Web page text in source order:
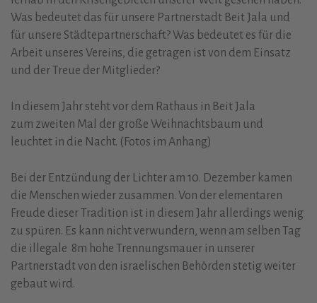
Was bedeutet das für unsere Partnerstadt Beit Jala und
für unsere Städtepartnerschaft? Was bedeutet es für die
Arbeit unseres Vereins, die getragen ist von dem Einsatz
und der Treue der Mitglieder?
In diesem Jahr steht vor dem Rathaus in Beit Jala
zum zweiten Mal der große Weihnachtsbaum und
leuchtet in die Nacht. (Fotos im Anhang)
Bei der Entzündung der Lichter am 10. Dezember kamen
die Menschen wieder zusammen. Von der elementaren
Freude dieser Tradition ist in diesem Jahr allerdings wenig
zu spüren. Es kann nicht verwundern, wenn am selben Tag
die illegale 8m hohe Trennungsmauer in unserer
Partnerstadt von den israelischen Behörden stetig weiter
gebaut wird.